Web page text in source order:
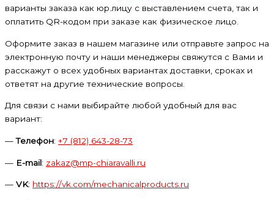
варианты заказа как юр.лицу с выставлением счета, так и
оплатить QR-кодом при заказе как физическое лицо.
Оформите заказ в нашем магазине или отправьте запрос на
электронную почту и наши менеджеры свяжутся с Вами и
расскажут о всех удобных вариантах доставки, сроках и
ответят на другие технические вопросы.
Для связи с нами выбирайте любой удобный для вас
вариант:
—Телефон: +7 (812) 643-28-73
— E-mail: zakaz@mp-chiaravalli.ru
— VK: https://vk.com/mechanicalproducts.ru